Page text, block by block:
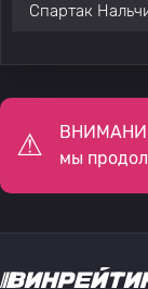
Спартак
мы